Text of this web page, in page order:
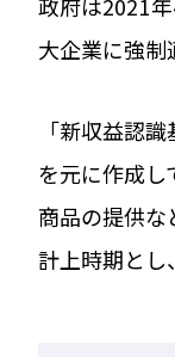
大企業に強制
「新収益認
を元に作成し
商品の提供
計上時期とし